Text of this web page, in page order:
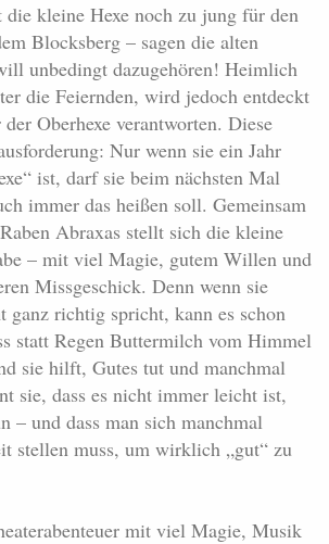
kleine Hexe noch zu jung für den
Blocksberg – sagen die alten
unbedingt dazugehören! Heimlich
die Feiernden, wird jedoch entdeckt
Oberhexe verantworten. Diese
Nur wenn sie ein Jahr
ist, darf sie beim nächsten Mal
immer das heißen soll. Gemeinsam
Abraxas stellt sich die kleine
– mit viel Magie, gutem Willen und
Missgeschick. Denn wenn sie
ganz richtig spricht, kann es schon
statt Regen Buttermilch vom Himmel
sie hilft, Gutes tut und manchmal
sie, dass es nicht immer leicht ist,
– und dass man sich manchmal
stellen muss, um wirklich „gut“ zu
mit viel Magie, Musik